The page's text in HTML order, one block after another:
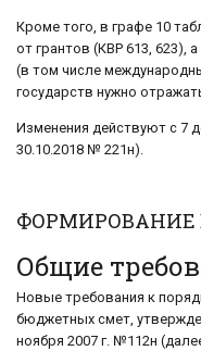
Кроме того, в графе 10
от грантов (КВР 613, 623),
(в том числе
государств нужно
Изменения действуют с 7
30.10.2018 № 221н).
Общие
Новые требования к
бюджетных смет,
ноября 2007 г. №112н